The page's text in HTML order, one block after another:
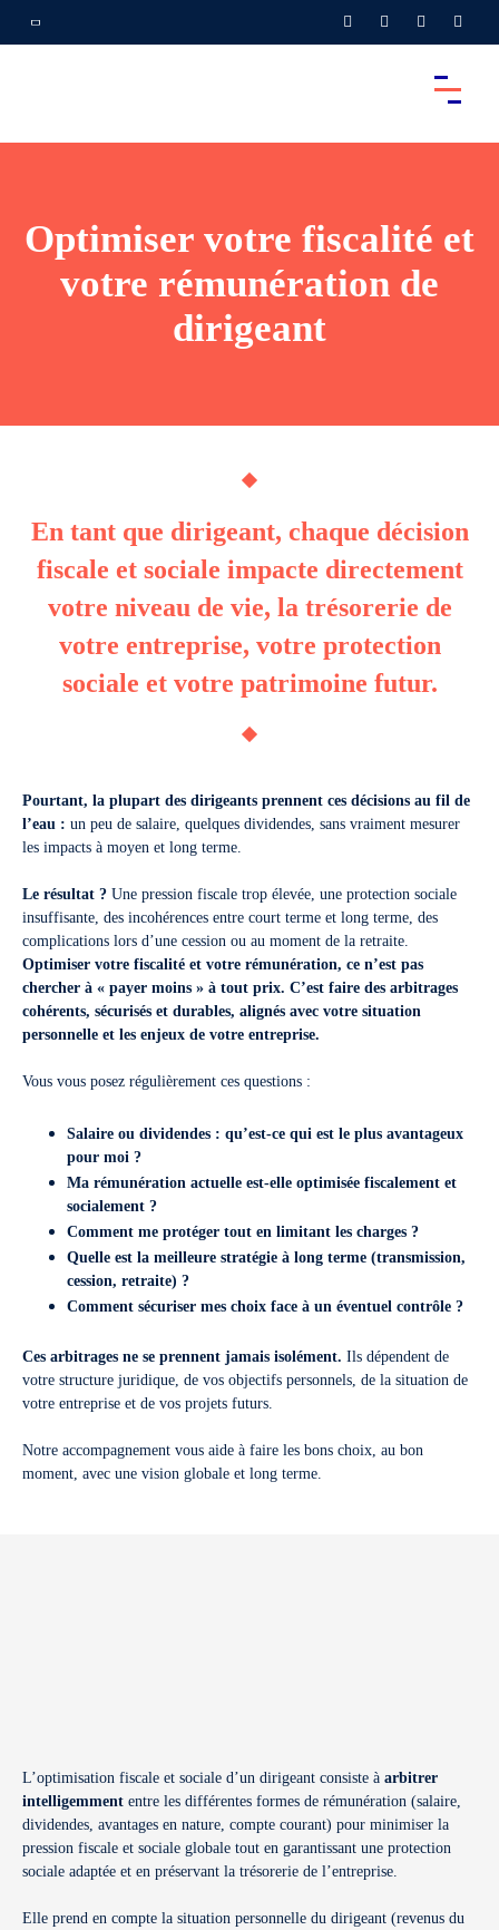
Optimiser votre fiscalité et
votre rémunération de
dirigeant
En tant que dirigeant, chaque décision
fiscale et sociale impacte directement
votre niveau de vie, la trésorerie de
votre entreprise, votre protection
sociale et votre patrimoine futur.
Pourtant, la plupart des dirigeants prennent ces décisions au fil de
l’eau : un peu de salaire, quelques dividendes, sans vraiment mesurer
les impacts à moyen et long terme.
Le résultat ? Une pression fiscale trop élevée, une protection sociale
insuffisante, des incohérences entre court terme et long terme, des
complications lors d’une cession ou au moment de la retraite.
Optimiser votre fiscalité et votre rémunération, ce n’est pas
chercher à « payer moins » à tout prix. C’est faire des arbitrages
cohérents, sécurisés et durables, alignés avec votre situation
personnelle et les enjeux de votre entreprise.
Vous vous posez régulièrement ces questions :
Salaire ou dividendes : qu’est-ce qui est le plus avantageux
pour moi ?
Ma rémunération actuelle est-elle optimisée fiscalement et
socialement ?
Comment me protéger tout en limitant les charges ?
Quelle est la meilleure stratégie à long terme (transmission,
cession, retraite) ?
Comment sécuriser mes choix face à un éventuel contrôle ?
Ces arbitrages ne se prennent jamais isolément. Ils dépendent de
votre structure juridique, de vos objectifs personnels, de la situation de
votre entreprise et de vos projets futurs.
Notre accompagnement vous aide à faire les bons choix, au bon
moment, avec une vision globale et long terme.
L’optimisation fiscale et sociale d’un dirigeant consiste à arbitrer
intelligemment entre les différentes formes de rémunération (salaire,
dividendes, avantages en nature, compte courant) pour minimiser la
pression fiscale et sociale globale tout en garantissant une protection
sociale adaptée et en préservant la trésorerie de l’entreprise.
Elle prend en compte la situation personnelle du dirigeant (revenus du